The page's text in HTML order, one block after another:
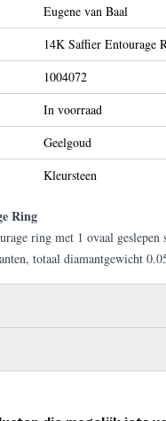
Eugene van Baal
14K Saffier Entourage
1004072
In voorraad
Geelgoud
Kleursteen
Ring
ring met 1 ovaal geslepen
totaal diamantgewicht